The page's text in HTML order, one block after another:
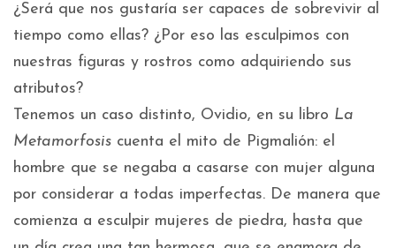
¿Será que nos gustaría ser capaces de sobrevivir al
tiempo como ellas? ¿Por eso las esculpimos con
nuestras figuras y rostros como adquiriendo sus
atributos?
Tenemos un caso distinto, Ovidio, en su libro La
Metamorfosis cuenta el mito de Pigmalión: el
hombre que se negaba a casarse con mujer alguna
por considerar a todas imperfectas. De manera que
comienza a esculpir mujeres de piedra, hasta que